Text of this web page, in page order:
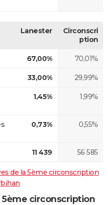
Lanester
Circonscri
ption
67,00% 70,01%
33,00% 29,99%
1,45% 1,99%
0,73% 0,55%
11 439 56 585
de la 5ème circonscription
circonscription